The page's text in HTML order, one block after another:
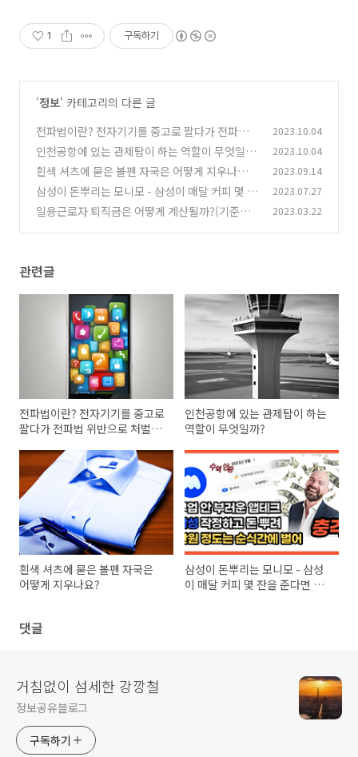
1 구독하기
'정보' 카테고리의 다른 글
전파법이란? 전자기기를 중고로 팔다가 전파법
위반으로 처벌받을 수 있다?
(0)
2023.10.04
인천공항에 있는 관제탑이 하는 역할이 무엇일
까?
(0)
2023.10.04
흰색 셔츠에 묻은 볼펜 자국은 어떻게 지우나요?
(0)
2023.09.14
삼성이 돈뿌리는 모니모 - 삼성이 매달 커피 몇 잔
을 준다면 받지 않을 이유가 있을까?
(20)
2023.07.27
일용근로자 퇴직금은 어떻게 계산될까?(기준을
2023.03.22
관련글
전파법이란? 전자기기를 중고로
팔다가 전파법 위반으로 처벌받
인천공항에 있는 관제탑이 하는
역할이 무엇일까?
흰색 셔츠에 묻은 볼펜 자국은
어떻게 지우나요?
삼성이 돈뿌리는 모니모 - 삼성
이 매달 커피 몇 잔을 준다면 받
댓글
거침없이 섬세한 강깡철
정보공유블로그
구독하기